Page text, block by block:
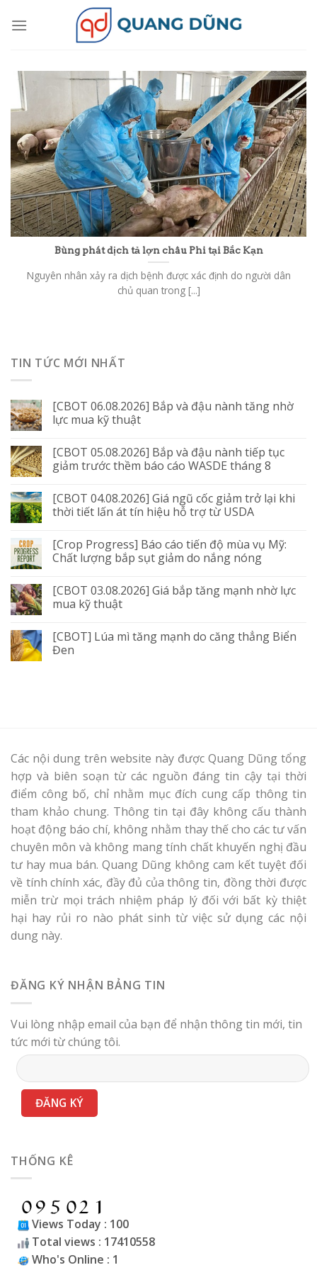
Bùng phát dịch tả lợn châu Phi tại Bắc Kạn
Nguyên nhân xảy ra dịch bệnh được xác định do người dân
chủ quan trong [...]
TIN TỨC MỚI NHẤT
[CBOT 06.08.2026] Bắp và đậu nành tăng nhờ
lực mua kỹ thuật
[CBOT 05.08.2026] Bắp và đậu nành tiếp tục
giảm trước thềm báo cáo WASDE tháng 8
[CBOT 04.08.2026] Giá ngũ cốc giảm trở lại khi
thời tiết lấn át tín hiệu hỗ trợ từ USDA
[Crop Progress] Báo cáo tiến độ mùa vụ Mỹ:
Chất lượng bắp sụt giảm do nắng nóng
[CBOT 03.08.2026] Giá bắp tăng mạnh nhờ lực
mua kỹ thuật
[CBOT] Lúa mì tăng mạnh do căng thẳng Biển
Đen
Các nội dung trên website này được Quang Dũng tổng
hợp và biên soạn từ các nguồn đáng tin cậy tại thời
điểm công bố, chỉ nhằm mục đích cung cấp thông tin
tham khảo chung. Thông tin tại đây không cấu thành
hoạt động báo chí, không nhằm thay thế cho các tư vấn
chuyên môn và không mang tính chất khuyến nghị đầu
tư hay mua bán. Quang Dũng không cam kết tuyệt đối
về tính chính xác, đầy đủ của thông tin, đồng thời được
miễn trừ mọi trách nhiệm pháp lý đối với bất kỳ thiệt
hại hay rủi ro nào phát sinh từ việc sử dụng các nội
dung này.
ĐĂNG KÝ NHẬN BẢNG TIN
Vui lòng nhập email của bạn để nhận thông tin mới, tin
tức mới từ chúng tôi.
THỐNG KÊ
Views Today : 100
Total views : 17410558
Who's Online : 1